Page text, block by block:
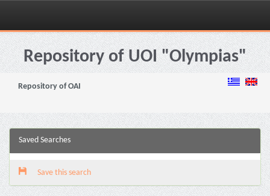
Skip
navigationRepository of UOI "Olympias"
Repository of OAI
Saved Searches
Save this search